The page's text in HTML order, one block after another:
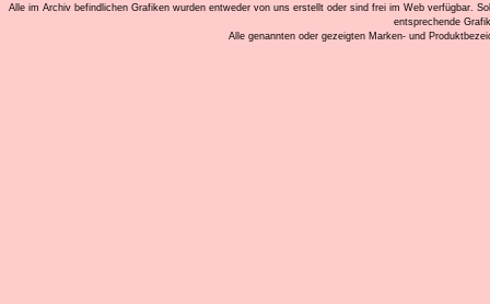
Alle im Archiv befindlichen Grafiken wurden entweder von uns erstellt oder sind frei im Web verfügbar.
entsprechende
Alle genannten oder gezeigten Marken- und